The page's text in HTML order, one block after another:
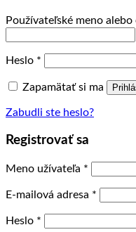
Používateľské meno
Heslo *
Zapamätať si ma
Zabudli ste heslo?
Registrovať sa
Meno užívateľa *
E-mailová adresa *
Heslo *